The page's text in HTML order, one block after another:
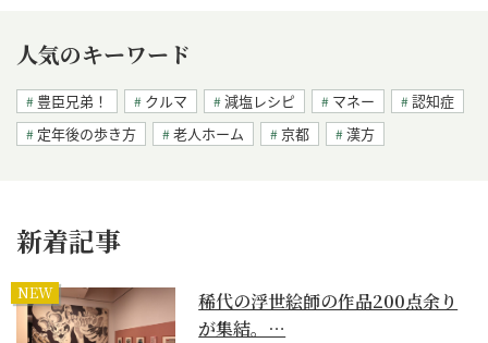
人気のキーワード
豊臣兄弟！ クルマ 減塩レシピ マネー
認知症
定年後の歩き方
老人ホーム 京都 漢方
新着記事
NEW
稀代の浮世絵師の作品200点余り
が集結。…